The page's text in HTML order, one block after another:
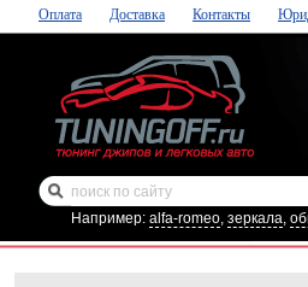
Оплата Доставка Контакты
Например: alfa-romeo, зеркала,